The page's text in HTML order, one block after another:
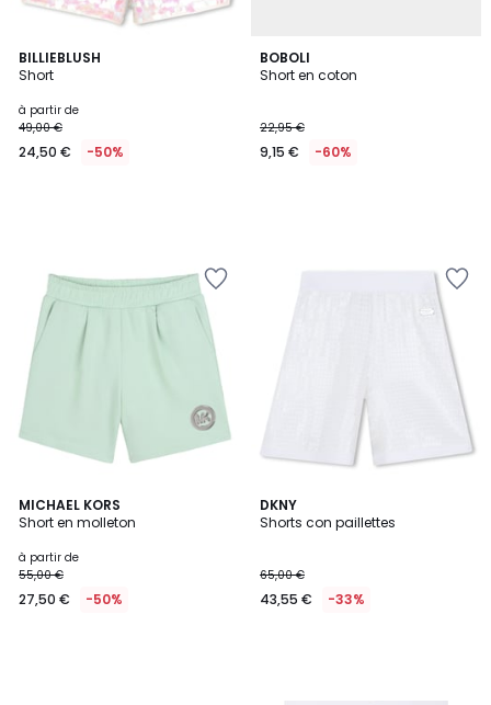
BILLIEBLUSH
Short
à partir de
49,00 €
24,50 € -50%
BOBOLI
Short en coton
22,95 €
9,15 € -60%
MICHAEL KORS
Short en molleton
à partir de
55,00 €
27,50 € -50%
DKNY
Shorts con paillettes
65,00 €
43,55 € -33%